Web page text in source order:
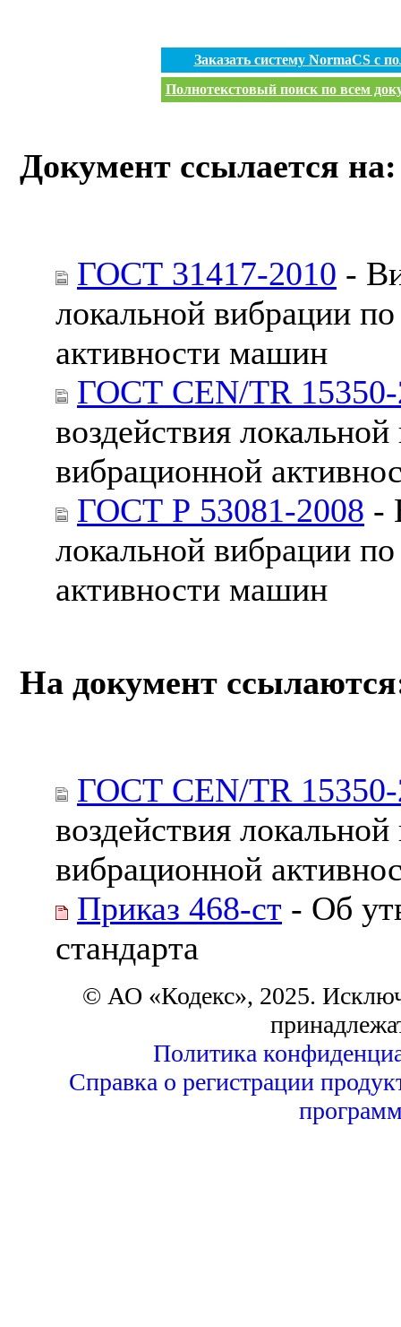
Заказать систему NormaCS с
Полнотекстовый поиск по всем
Документ ссылается на:
ГОСТ 31417-2010 -
локальной вибрации
активности машин
ГОСТ CEN/TR
воздействия
вибрационной
ГОСТ Р 53081-2008 -
локальной вибрации
активности машин
На документ
ГОСТ CEN/TR
воздействия
вибрационной
Приказ 468-ст - Об
стандарта
© АО «Кодекс», 2025.
Политика
Справка о регистрации